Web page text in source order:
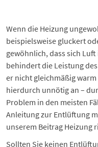
Wenn die Heizung
beispielsweise gluckert
gewöhnlich, dass sich
behindert die Leistung
er nicht gleichmäßig
hierdurch unnötig an –
Problem in den meisten
Anleitung zur Entlüftung
unserem Beitrag Heizung
Sollten Sie keinen